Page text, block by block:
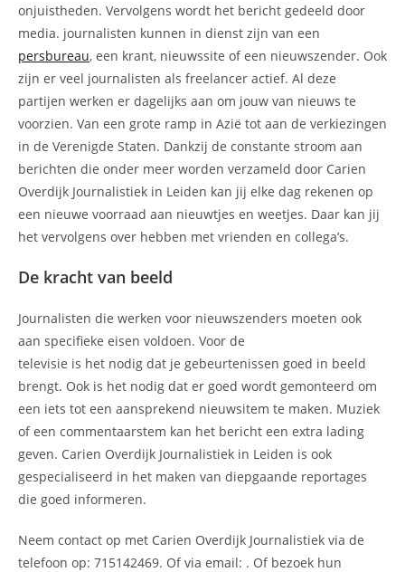
onjuistheden. Vervolgens wordt het bericht gedeeld door
media. journalisten kunnen in dienst zijn van een
persbureau, een krant, nieuwssite of een nieuwszender. Ook
zijn er veel journalisten als freelancer actief. Al deze
partijen werken er dagelijks aan om jouw van nieuws te
voorzien. Van een grote ramp in Azië tot aan de verkiezingen
in de Verenigde Staten. Dankzij de constante stroom aan
berichten die onder meer worden verzameld door Carien
Overdijk Journalistiek in Leiden kan jij elke dag rekenen op
een nieuwe voorraad aan nieuwtjes en weetjes. Daar kan jij
het vervolgens over hebben met vrienden en collega’s.
De kracht van beeld
Journalisten die werken voor nieuwszenders moeten ook
aan specifieke eisen voldoen. Voor de
televisie is het nodig dat je gebeurtenissen goed in beeld
brengt. Ook is het nodig dat er goed wordt gemonteerd om
een iets tot een aansprekend nieuwsitem te maken. Muziek
of een commentaarstem kan het bericht een extra lading
geven. Carien Overdijk Journalistiek in Leiden is ook
gespecialiseerd in het maken van diepgaande reportages
die goed informeren.
Neem contact op met Carien Overdijk Journalistiek via de
telefoon op: 715142469. Of via email: . Of bezoek hun